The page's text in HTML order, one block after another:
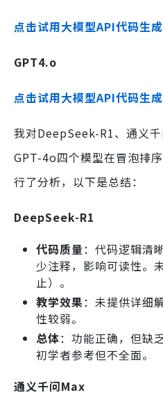
点击试用大模型API代码生
GPT4.o
点击试用大模型API代码生
我对DeepSeek-R1、通义
GPT-4o四个模型在冒泡排
行了分析，以下是总结：
DeepSeek-R1
代码质量：代码逻辑清
少注释，影响可读性。
止）。
教学效果：未提供详细
性较弱。
总体：功能正确，但缺
初学者参考但不全面。
通义千问Max